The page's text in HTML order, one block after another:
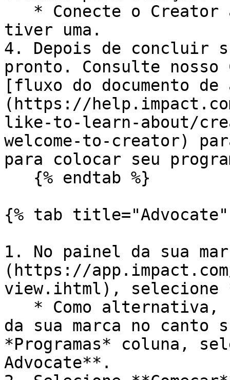
tiver uma.
4. Depois de concluir
pronto. Consulte nosso
[fluxo do documento de
(https://
like-to-learn-about/
welcome-to-creator)
para colocar seu
{% tab title="Advocate"
1. No painel da sua
(https://
view.ihtml), selecione
da sua marca no canto
*Programas* coluna,
Advocate**.